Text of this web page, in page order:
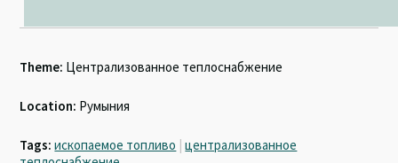
Theme: Централизованное теплоснабжение
Location: Румыния
Tags: ископаемое топливо | централизованное